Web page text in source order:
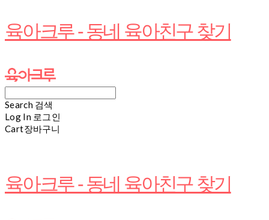
육아크루 - 동네 육아친구 찾기
Search 검색
Log In 로그인
Cart장바구니
육아크루 - 동네 육아친구 찾기